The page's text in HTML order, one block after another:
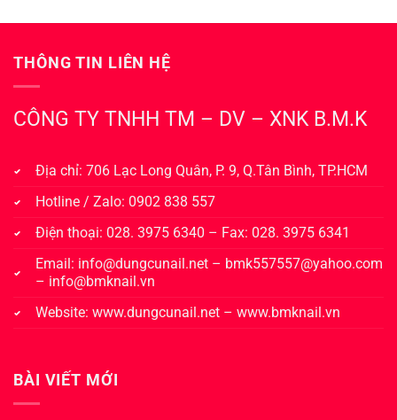
THÔNG TIN LIÊN HỆ
CÔNG TY TNHH TM – DV – XNK B.M.K
Địa chỉ: 706 Lạc Long Quân, P. 9, Q.Tân Bình, TP.HCM
Hotline / Zalo: 0902 838 557
Điện thoại: 028. 3975 6340 – Fax: 028. 3975 6341
Email: info@dungcunail.net– bmk557557@yahoo.com
– info@bmknail.vn
Website: www.dungcunail.net– www.bmknail.vn
BÀI VIẾT MỚI